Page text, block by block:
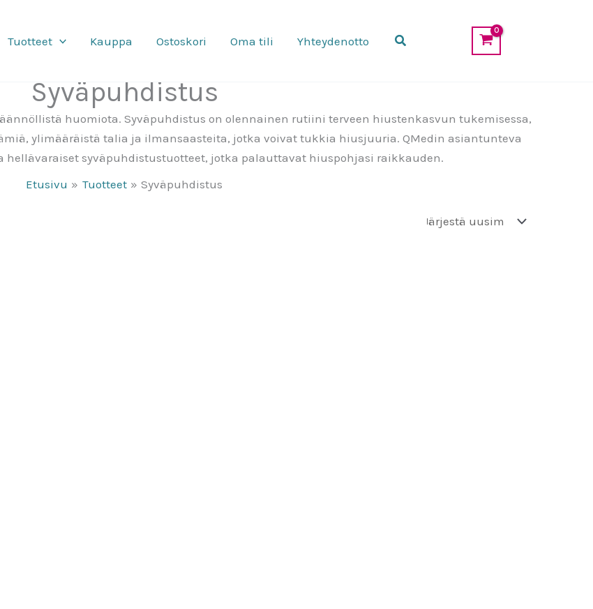
Tuotteet Kauppa Ostoskori Oma tili Yhteydenotto Etsi
Syväpuhdistus
huomiota. Syväpuhdistus on olennainen rutiini terveen hiustenkasvun tukemisessa,
ylimääräistä talia ja ilmansaasteita, jotka voivat tukkia hiusjuuria. QMedin asiantunteva
hellävaraiset syväpuhdistustuotteet, jotka palauttavat hiuspohjasi raikkauden.
Etusivu
Tuotteet Syväpuhdistus